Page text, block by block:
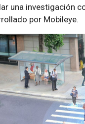
una investigación
por Mobileye.